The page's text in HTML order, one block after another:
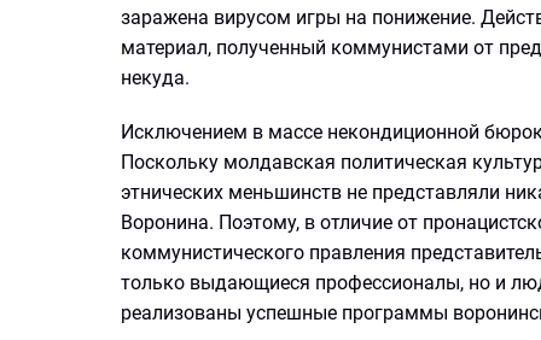
заражена вирусом игры на понижение.
материал, полученный коммунистами от
некуда.
Исключением в массе некондиционной
Поскольку молдавская политическая
этнических меньшинств не представляли
Воронина. Поэтому, в отличие от
коммунистического правления
только выдающиеся профессионалы, но и
реализованы успешные программы